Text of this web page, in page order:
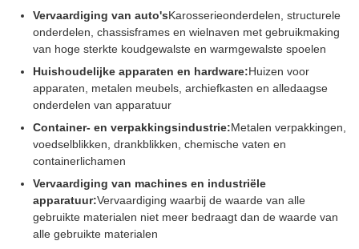
Vervaardiging van auto'sKarosserieonderdelen, structurele
onderdelen, chassisframes en wielnaven met gebruikmaking
van hoge sterkte koudgewalste en warmgewalste spoelen
Huishoudelijke apparaten en hardware:Huizen voor
apparaten, metalen meubels, archiefkasten en alledaagse
onderdelen van apparatuur
Container- en verpakkingsindustrie:Metalen verpakkingen,
voedselblikken, drankblikken, chemische vaten en
containerlichamen
Vervaardiging van machines en industriële
apparatuur:Vervaardiging waarbij de waarde van alle
gebruikte materialen niet meer bedraagt dan de waarde van
alle gebruikte materialen